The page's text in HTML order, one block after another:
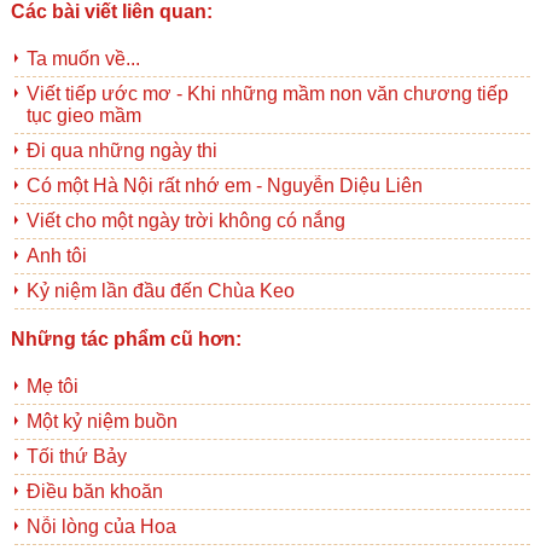
Các bài viết liên quan:
Ta muốn về...
Viết tiếp ước mơ - Khi những mầm non văn chương tiếp
tục gieo mầm
Đi qua những ngày thi
Có một Hà Nội rất nhớ em - Nguyễn Diệu Liên
Viết cho một ngày trời không có nắng
Anh tôi
Kỷ niệm lần đầu đến Chùa Keo
Những tác phẩm cũ hơn:
Mẹ tôi
Một kỷ niệm buồn
Tối thứ Bảy
Điều băn khoăn
Nỗi lòng của Hoa